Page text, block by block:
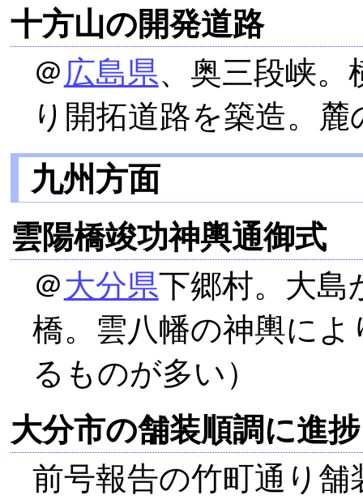
十方山の開発道路
＠ 広島県、奥三段峡。
り開拓道路を築造。
九州方面
雲陽橋竣功神輿通御式
＠大分県下郷村。大島
橋。雲八幡の神輿に
るものが多い）
大分市の舗装順調に進捗
前号報告の竹町通り